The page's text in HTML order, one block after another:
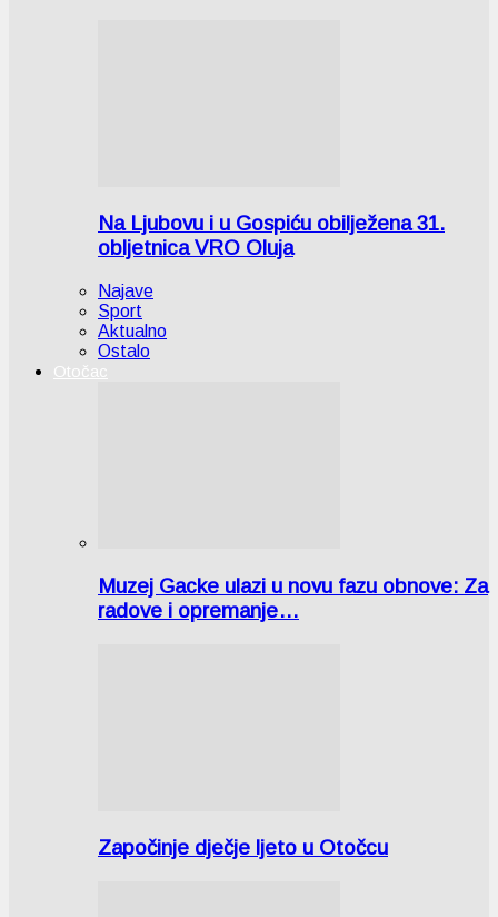
Na Ljubovu i u Gospiću obilježena 31.
obljetnica VRO Oluja
Najave
Sport
Aktualno
Ostalo
Otočac
Muzej Gacke ulazi u novu fazu obnove: Za
radove i opremanje…
Započinje dječje ljeto u Otočcu